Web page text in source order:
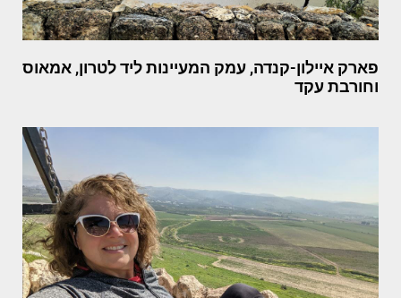
פארק איילון-קנדה, עמק המעיינות ליד לטרון, אמאוס
וחורבת עקד